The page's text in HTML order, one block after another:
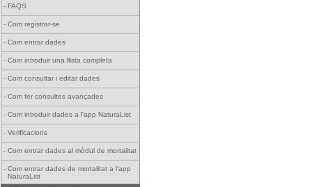
- FAQS
- Com registrar-se
- Com entrar dades
- Com introduir una llista completa
- Com consultar i editar dades
- Com fer consultes avançades
- Com introduir dades a l'app NaturaList
- Verificacions
- Com entrar dades al mòdul de mortalitat
- Com entrar dades de mortalitat a l'app
NaturaList